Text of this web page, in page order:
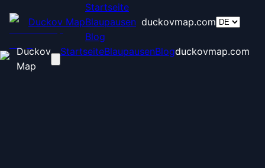
Duckov Map
Startseite
Blaupausen
Blog
duckovmap.com
Duckov
Map
StartseiteBlaupausenBlogduckovmap.com